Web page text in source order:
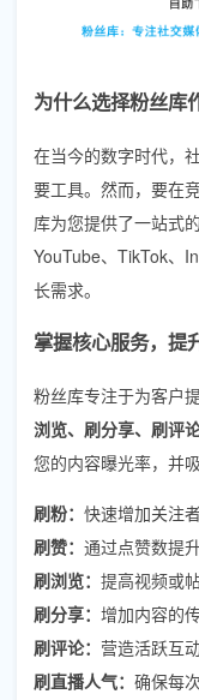
为什么选择粉丝库
在当今的数字时代，
要工具。然而，要在
库为您提供了一站式
YouTube、TikTok、
长需求。
掌握核心服务，提
粉丝库专注于为客户
浏览、刷分享、刷评
您的内容曝光率，并
刷粉： 快速增加关注
刷赞： 通过点赞数提
刷浏览： 提高视频或
刷分享： 增加内容的
刷评论： 营造活跃互
刷直播人气： 确保每